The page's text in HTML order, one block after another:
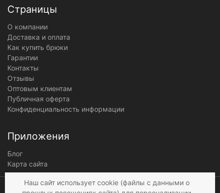
Страницы
О компании
Доставка и оплата
Как купить брюки
Гарантии
Контакты
Отзывы
Оптовым клиентам
Публичная оферта
Конфиденциальность информации
Приложения
Блог
Карта сайта
Мы получаем и
Наш сайт использует cookie (файлы с данными о